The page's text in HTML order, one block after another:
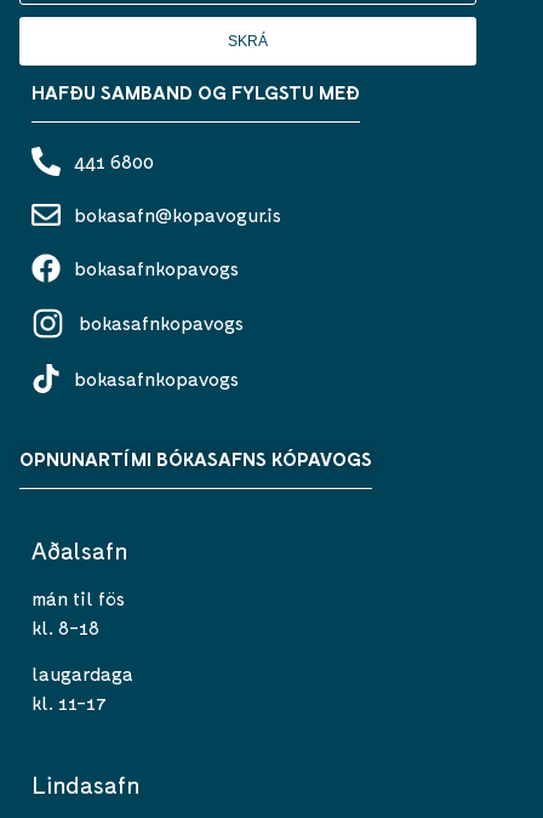
SKRÁ
HAFÐU SAMBAND OG FYLGSTU MEÐ
441 6800
bokasafn@kopavogur.is
bokasafnkopavogs
bokasafnkopavogs
bokasafnkopavogs
OPNUNARTÍMI BÓKASAFNS KÓPAVOGS
Aðalsafn
mán til fös
kl. 8-18
laugardaga
kl. 11-17
Lindasafn